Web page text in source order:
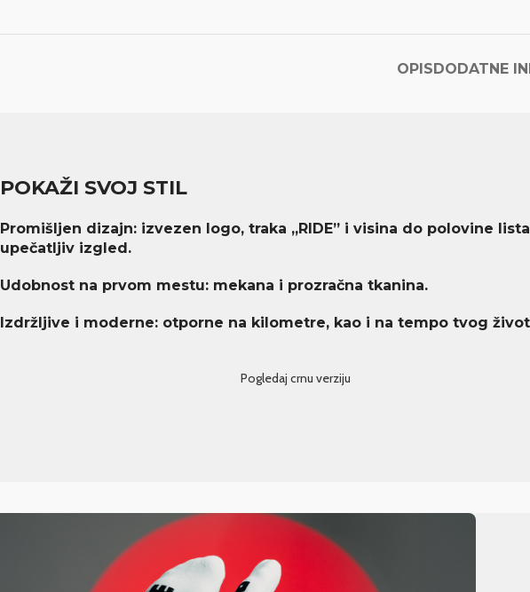
OPISDODATNE
POKAŽI SVOJ STIL
Promišljen dizajn: izvezen logo, traka „RIDE” i visina do polovine
upečatljiv izgled.
Udobnost na prvom mestu: mekana i prozračna tkanina.
Izdržljive i moderne: otporne na kilometre, kao i na tempo tvog
Pogledaj crnu verziju